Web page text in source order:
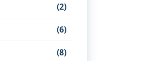
(2)
(6)
(8)